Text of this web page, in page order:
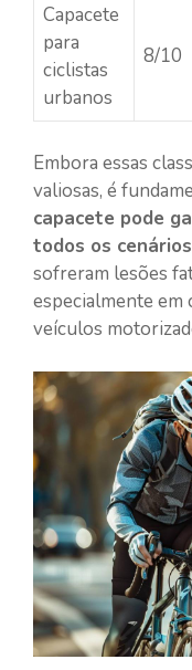
Capacete
para
ciclistas
urbanos
8/10
Embora essas
valiosas, é
capacete pode
todos os cenários
sofreram lesões
especialmente em
veículos